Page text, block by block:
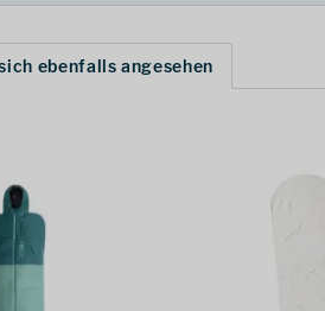
ebenfalls angesehen